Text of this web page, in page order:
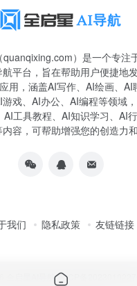
）是一个专注
平台，旨在帮助用户便捷地
用，涵盖AI写作、AI绘画、AI
戏、AI办公、AI编程等领域
AI工具教程、AI知识学习、AI
容，可帮助增强您的创造力和
我们 隐私政策 友链链接
全启星AI导航鲁ICP备2023010227